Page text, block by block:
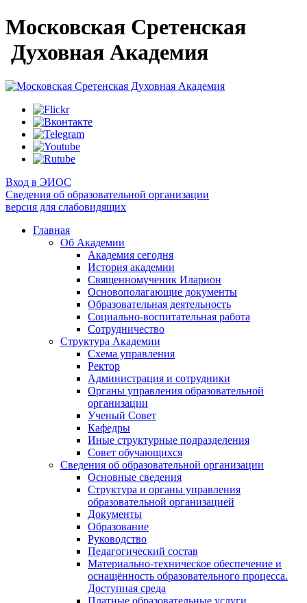
Московская Сретенская
Духовная Академия
Вход в ЭИОС
Сведения об образовательной организации
версия для слабовидящих
Главная
Об Академии
Академия сегодня
История академии
Священномученик Иларион
Основополагающие документы
Образовательная деятельность
Социально-воспитательная работа
Сотрудничество
Структура Академии
Схема управления
Ректор
Администрация и сотрудники
Органы управления образовательной
организации
Ученый Совет
Кафедры
Иные структурные подразделения
Совет обучающихся
Сведения об образовательной организации
Основные сведения
Структура и органы управления
образовательной организацией
Документы
Образование
Руководство
Педагогический состав
Материально-техническое обеспечение и
оснащённость образовательного процесса.
Доступная среда
Платные образовательные услуги